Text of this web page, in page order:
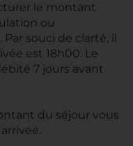
le montant
ou
souci de clarté, il
est 18h00. Le
7 jours avant
du séjour vous